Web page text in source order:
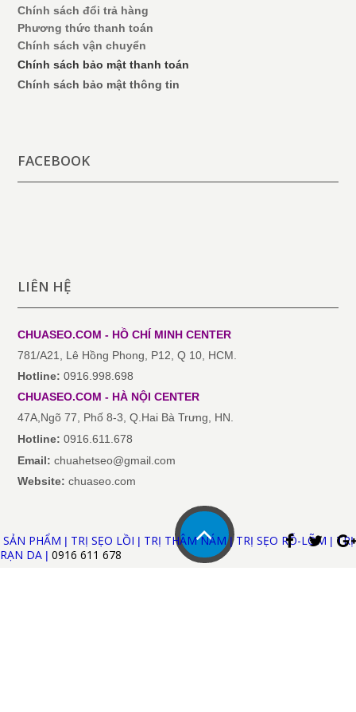
Chính sách đổi trả hàng
Phương thức thanh toán
Chính sách vận chuyển
Chính sách bảo mật thanh toán
Chính sách bảo mật thông tin
FACEBOOK
LIÊN HỆ
CHUASEO.COM - HỒ CHÍ MINHCENTER
781/A21, Lê Hồng Phong, P12, Q 10, HCM.
Hotline: 0916.998.698
CHUASEO.COM - HÀ NỘICENTER
47A,Ngõ 77, Phố 8-3, Q.Hai Bà Trưng, HN.
Hotline: 0916.611.678
Email:chuahetseo@gmail.com
Website: chuaseo.com
SẢN PHẨM | TRỊ SẸO LỒI | TRỊ THÂM NÁM|TRỊ SẸO RỖ-LÕM | TRỊ
RẠN DA | 0916 611 678